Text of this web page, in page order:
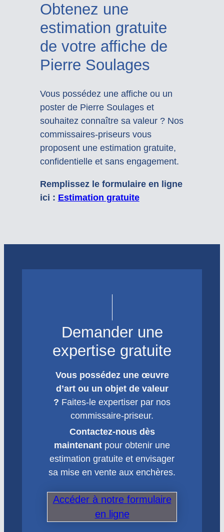
Obtenez une
estimation gratuite
de votre affiche de
Pierre Soulages
Vous possédez une affiche ou un
poster de Pierre Soulages et
souhaitez connaître sa valeur ? Nos
commissaires-priseurs vous
proposent une estimation gratuite,
confidentielle et sans engagement.
Remplissez le formulaire en ligne
ici : Estimation gratuite
Demander une
expertise gratuite
Vous possédez une œuvre
d’art ou un objet de valeur
? Faites-le expertiser par nos
commissaire-priseur.
Contactez-nous dès
maintenant pour obtenir une
estimation gratuite et envisager
sa mise en vente aux enchères.
Accéder à notre formulaire
en ligne